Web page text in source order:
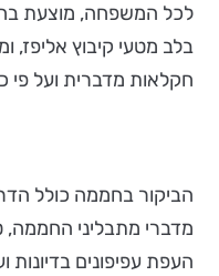
לכל המשפחה, מוצעת
בלב מטעי קיבוץ אליפז,
חקלאות מדברית ועל פי
הביקור בחממה כולל
מדברי מתבליני החממה,
העפת עפיפונים